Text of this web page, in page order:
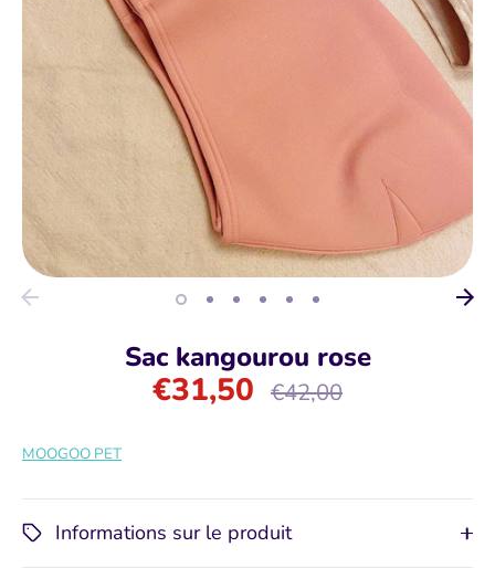
Sac kangourou rose
€31,50
Prix
€42,00
MOOGOO PET
Informations sur le produit